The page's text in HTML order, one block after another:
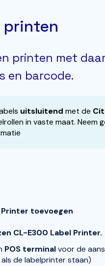
printen
printen met
en barcode.
uitsluitend met de
in vaste maat. Neem
Printer toevoegen
CL-E300 Label Printer.
POS terminalvoor de
de labelprinter staan)